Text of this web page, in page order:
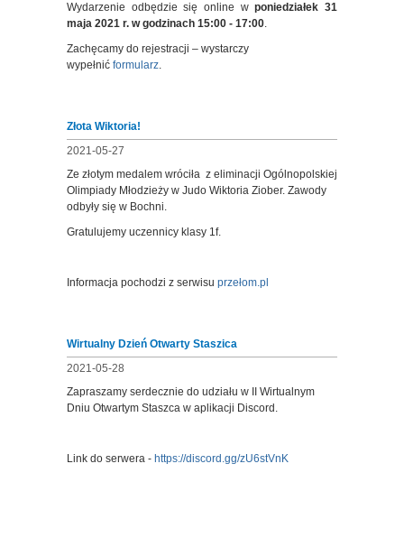
Wydarzenie odbędzie się online wponiedziałek 31
maja 2021 r. w godzinach 15:00 - 17:00.
Zachęcamy do rejestracji – wystarczy
wypełnić formularz.
Złota Wiktoria!
2021-05-27
Ze złotym medalem wróciła z eliminacji Ogólnopolskiej
Olimpiady Młodzieży w Judo Wiktoria Ziober. Zawody
odbyły się w Bochni.
Gratulujemy uczennicy klasy 1f.
Informacja pochodzi z serwisu przełom.pl
Wirtualny Dzień Otwarty Staszica
2021-05-28
Zapraszamy serdecznie do udziału w II Wirtualnym
Dniu Otwartym Staszca w aplikacji Discord.
Link do serwera - https://discord.gg/zU6stVnK